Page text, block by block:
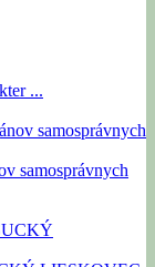
...
samosprávnych